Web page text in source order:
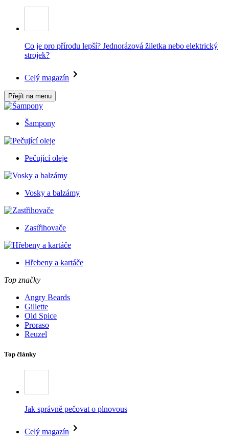
Co je pro přírodu lepší? Jednorázová žiletka nebo elektrický
strojek?
Celý magazín
Přejít na menu
Šampony
Pečující oleje
Vosky a balzámy
Zastřihovače
Hřebeny a kartáče
Top značky
Angry Beards
Gillette
Old Spice
Proraso
Reuzel
Top články
Jak správně pečovat o plnovous
Celý magazín